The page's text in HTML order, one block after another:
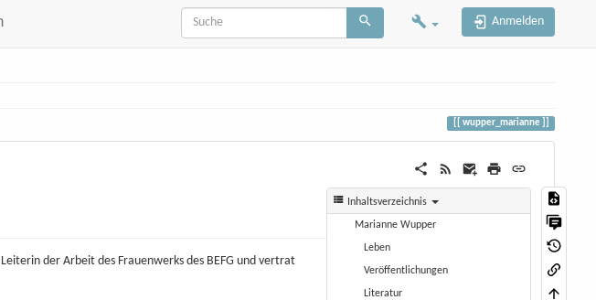
Anmelden
wupper_marianne
Inhaltsverzeichnis
Marianne Wupper
Leben
Veröffentlichungen
Literatur
der Arbeit des Frauenwerks des BEFG und vertrat